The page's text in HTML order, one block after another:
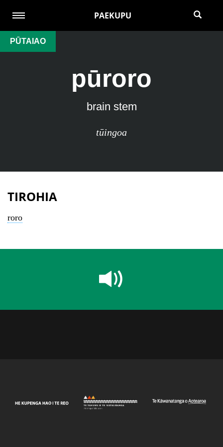
PAEKUPU
PŪTAIAO
pūroro
brain stem
tūingoa
TIROHIA
roro